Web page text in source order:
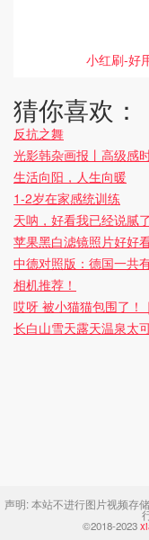
小红刷-好
猜你喜欢：
反抗之舞
光影韩杂画报丨高级感
生活向阳，人生向暖
1-2岁在家感统训练
天呐，好看我已经说腻
苹果黑白滤镜照片好好
中德对照版：德国一共
相机推荐！
哎呀 被小猫猫包围了！
长白山雪天露天温泉太
声明:本站不进行图片视频存
©2018-2023